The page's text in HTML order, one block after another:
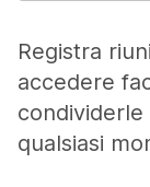
Registra
accedere
condividerle
qualsiasi